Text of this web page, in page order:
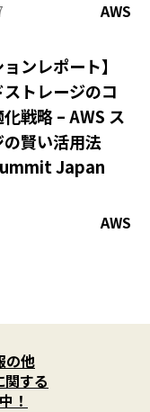
AWS
ョンレポート】
トレージのコ
戦略 – AWS ス
の賢い活用法
Japan
AWS
の他
する
！